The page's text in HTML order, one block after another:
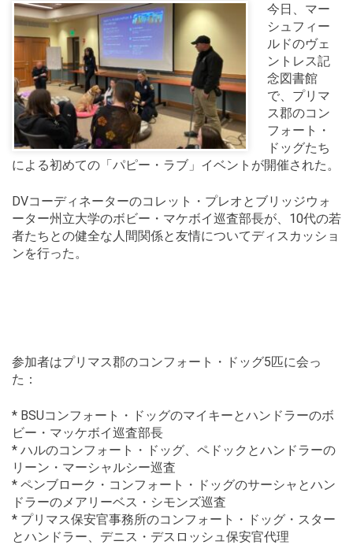
今日、マー
シュフィー
ルドのヴェ
ントレス記
念図書館
で、プリマ
ス郡のコン
フォート・
ドッグたち
による初めての「パピー・ラブ」イベントが開催された。
DVコーディネーターのコレット・プレオとブリッジウォ
ーター州立大学のボビー・マケボイ巡査部長が、10代の若
者たちとの健全な人間関係と友情についてディスカッショ
ンを行った。
参加者はプリマス郡のコンフォート・ドッグ5匹に会っ
た：
* BSUコンフォート・ドッグのマイキーとハンドラーのボ
ビー・マッケボイ巡査部長
* ハルのコンフォート・ドッグ、ペドックとハンドラーの
リーン・マーシャルシー巡査
* ペンブローク・コンフォート・ドッグのサーシャとハン
ドラーのメアリーベス・シモンズ巡査
* プリマス保安官事務所のコンフォート・ドッグ・スター
とハンドラー、デニス・デスロッシュ保安官代理